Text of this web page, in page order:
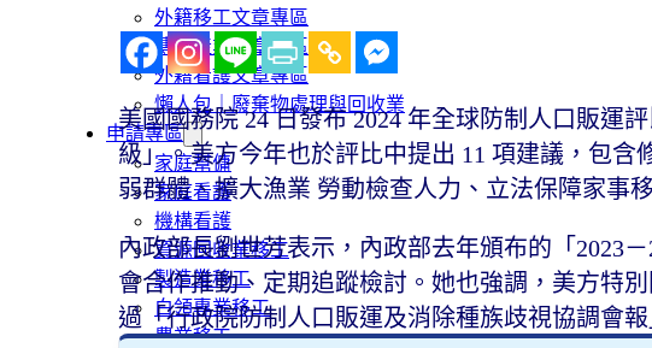
外籍移工文章專區
傳統產業文章專區
外籍看護文章專區
懶人包｜廢棄物處理與回收業
申請專區
家庭幫傭
家庭看護
機構看護
資源回收業移工
製造業移工
白領專業移工
農業移工
美國國務院 24 日發布 2024 年全球防制人口販運
級」。美方今年也於評比中提出 11 項建議，包
弱群體、擴大漁業 勞動檢查人力、立法保障家事
內政部長劉世芳表示，內政部去年頒布的「2023
會合作推動、定期追蹤檢討。她也強調，美方特
過「行政院防制人口販運及消除種族歧視協調會